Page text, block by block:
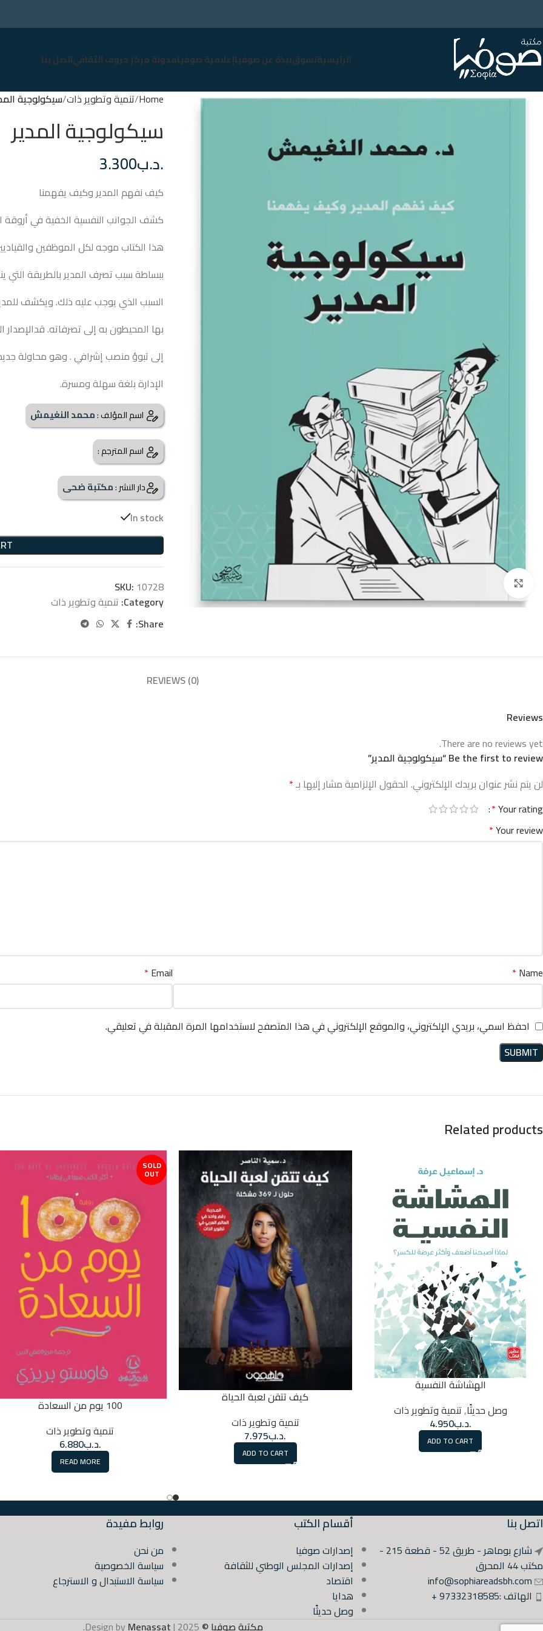
الرئيسيةتسوقنبذة عن صوفياإعلامية صوفيامدونة مركز حروف الثقافياتصل بنا
Home تنمية وتطوير ذات سيكولوجية
سيكولوجية المدير
.د.ب3.300
كيف نفهم المدير وكيف يفهمنا
كشف الجوانب النفسية الخفية في أروقة
هذا الكتاب موجه لكل الموظفين
ببساطة سبب تصرف المدير بالطريقة التي
السبب الذي يوجب عليه ذلك. ويكشف
بها المحيطون به إلى تصرفاته. قدالإصدار
إلى تبوؤ منصب إشرافي . وهو محاولة
الإدارة بلغة سهلة ومسرة.
اسم المؤلف :محمد النغيمش
اسم المترجم :
دار النشر :مكتبة ضحى
In stock
SKU: 10728
Category: تنمية وتطوير ذات
Share:
REVIEWS (0)
Reviews
There are no reviews yet.
Be the first to review “سيكولوجية المدير”
لن يتم نشر عنوان بريدك الإلكتروني. الحقول الإلزامية مشار إليها بـ*
Your rating
*
Your review
*
Name
*
Email
*
احفظ اسمي، بريدي الإلكتروني، والموقع الإلكتروني في هذا المتصفح لاستخدامها المرة المقبلة في تعليقي.
Related products
الهشاشة النفسية
وصل حديثًا,تنمية وتطوير ذات
.د.ب4.950
ADD TO CART
كيف تتقن لعبة الحياة
تنمية وتطوير ذات
.د.ب7.975
ADD TO CART
SOLD
OUT
100 يوم من السعادة
تنمية وتطوير ذات
.د.ب6.880
READ MORE
اتصل بنا
شارع بوماهر - طريق 52 - قطعة 215 -
مكتب 44 المحرق
info@sophiareadsbh.com
الهاتف :97332318585 +
أقسام الكتب
إصدارات صوفيا
إصدارات المجلس الوطني للثقافة
اقتصاد
هدايا
وصل حديثًا
روابط مفيدة
من نحن
سياسة الخصوصية
سياسة الاستبدال و الاسترجاع
مكتبة صوفيا © 2025 | Design by
Menassat
.